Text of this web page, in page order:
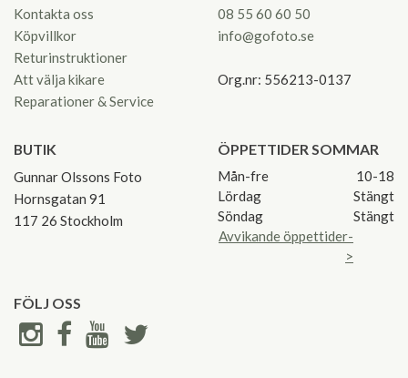
Kontakta oss
Köpvillkor
Returinstruktioner
Att välja kikare
Reparationer & Service
08 55 60 60 50
info@gofoto.se
Org.nr: 556213-0137
BUTIK
Gunnar Olssons Foto
Hornsgatan 91
117 26 Stockholm
ÖPPETTIDER SOMMAR
Mån-fre
10-18
Lördag
Stängt
Söndag
Stängt
Avvikande öppettider-
>
FÖLJ OSS